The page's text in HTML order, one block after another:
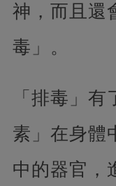
神，而且還
毒」。
「排毒」
素」在身體
中的器官，